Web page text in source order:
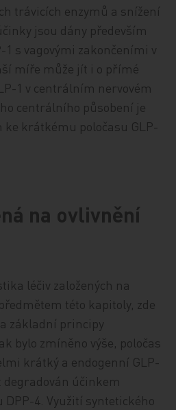
trávicích enzymů a snížení
jsou dány především
s vagovými zakončeními v
míře může jít i o přímé
1 v centrálním nervovém
centrálního působení je
ke krátkému poločasu GLP-
na ovlivnění
léčiv založených na
této kapitoly, zde
základní principy
bylo zmíněno výše, poločas
krátký a endogenní GLP-
degradován účinkem
4. Využití syntetického